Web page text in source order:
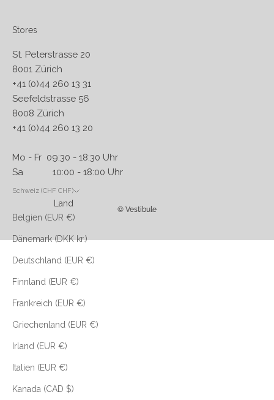
Stores
St. Peterstrasse 20
8001 Zürich
+41 (0)44 260 13 31
Seefeldstrasse 56
8008 Zürich
+41 (0)44 260 13 20
Mo - Fr 09:30 - 18:30 Uhr
Sa 10:00 - 18:00 Uhr
Schweiz (CHF CHF)
Land
Belgien (EUR €)
Dänemark (DKK kr.)
Deutschland (EUR €)
Finnland (EUR €)
Frankreich (EUR €)
Griechenland (EUR €)
Irland (EUR €)
Italien (EUR €)
Kanada (CAD $)
© Vestibule